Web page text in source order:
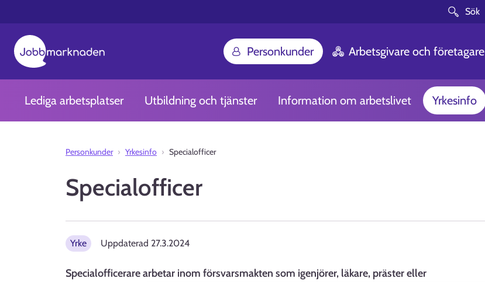
Sök
Personkunder Arbetsgivare och företagare
Lediga arbetsplatser Utbildning och tjänster Information om arbetslivet Yrkesinfo
Personkunder Yrkesinfo Specialofficer
Specialofficer
Yrke Uppdaterad 27.3.2024
Specialofficerare arbetar inom försvarsmakten som igenjörer, läkare, präster eller